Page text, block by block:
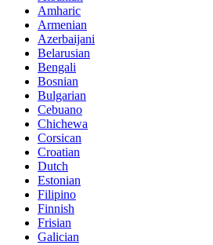
Amharic
Armenian
Azerbaijani
Belarusian
Bengali
Bosnian
Bulgarian
Cebuano
Chichewa
Corsican
Croatian
Dutch
Estonian
Filipino
Finnish
Frisian
Galician